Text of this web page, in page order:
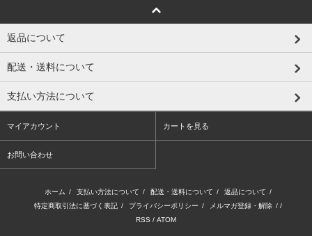
返品について
配送・送料について
支払い方法について
マイアカウント カートを見る
お問い合わせ
ホーム / 支払い方法について / 配送・送料について / 返品について /
特定商取引法に基づく表記 / プライバシーポリシー / メルマガ登録・解除 / /
RSS / ATOM